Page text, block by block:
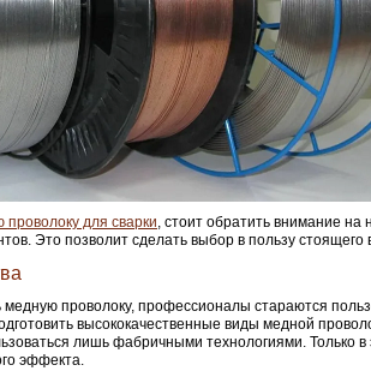
проволоку для сварки, стоит обратить внимание на
Это позволит сделать выбор в пользу стоящего
медную проволоку, профессионалы стараются
высококачественные виды медной
лишь фабричными технологиями. Только в
эффекта.